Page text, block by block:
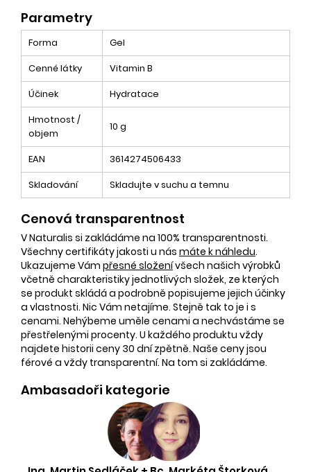
Parametry
Forma
Gel
Cenné látky
Vitamin B
Účinek
Hydratace
Hmotnost /
objem
10 g
EAN
3614274506433
Skladování
Skladujte v suchu a temnu
Cenová transparentnost
V Naturalis si zakládáme na 100% transparentnosti.
Všechny certifikáty jakosti u nás máte k náhledu.
Ukazujeme Vám přesné složenívšech našich výrobků
včetně charakteristiky jednotlivých složek, ze kterých
se produkt skládá a podrobně popisujeme jejich účinky
a vlastnosti. Nic Vám netajíme. Stejně tak to je i s
cenami. Nehýbeme uměle cenami a nechvástáme se
přestřelenými procenty. U každého produktu vždy
najdete historii ceny 30 dní zpětně. Naše ceny jsou
férové a vždy transparentní. Na tom si zakládáme.
Ambasadoři kategorie